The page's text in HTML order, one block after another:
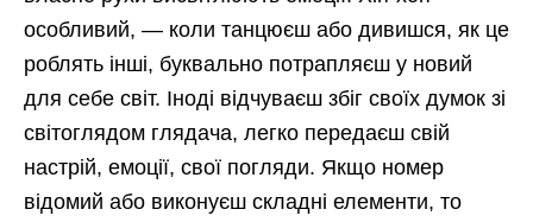
особливий, — коли танцюєш або дивишся, як це
роблять інші, буквально потрапляєш у новий
для себе світ. Іноді відчуваєш збіг своїх думок зі
світоглядом глядача, легко передаєш свій
настрій, емоції, свої погляди. Якщо номер
відомий або виконуєш складні елементи, то